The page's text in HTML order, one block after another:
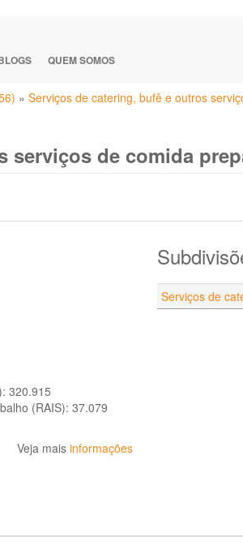
QUEM SOMOS
» Serviços de catering, bufê e outros
de comida
320.915
(RAIS): 37.079
Veja mais informações
Serviços de